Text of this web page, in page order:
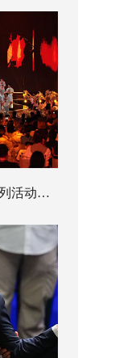
第38届大众电影百花奖系列活动开幕